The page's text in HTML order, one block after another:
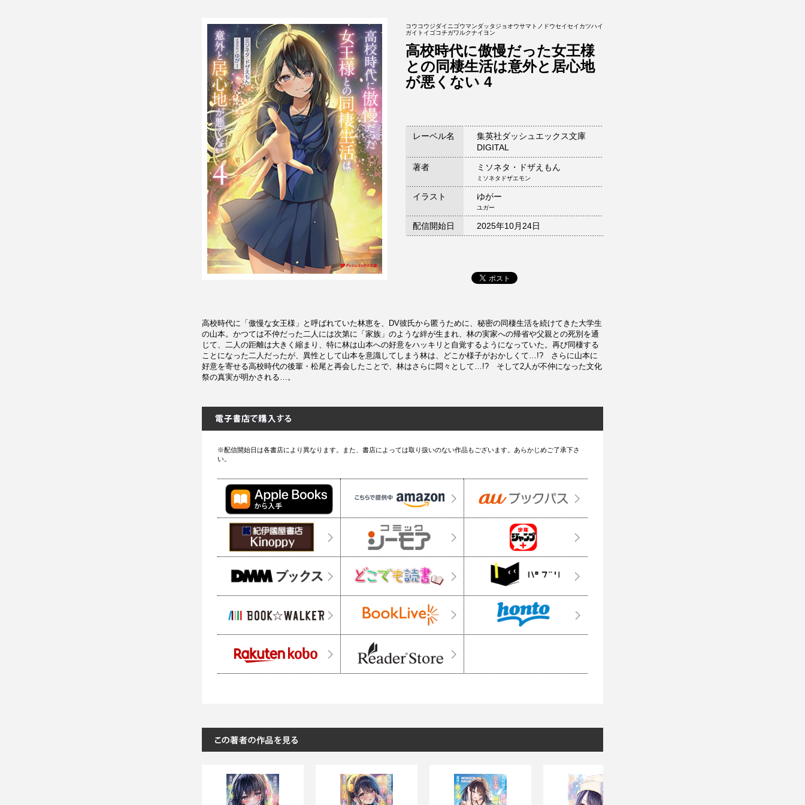
コウコウジダイニゴウマンダッタジョオウサマトノドウセイセイカツハイ
ガイトイゴコチガワルクナイヨン
高校時代に傲慢だった女王様
との同棲生活は意外と居心地
が悪くない 4
レーベル名
集英社ダッシュエックス文庫
DIGITAL
著者 ミソネタ・ドザえもん
ミソネタドザエモン
イラスト ゆがー
ユガー
配信開始日 2025年10月24日
高校時代に「傲慢な女王様」と呼ばれていた林恵を、DV彼氏から匿うために、秘密の同棲生活を続けてきた大学生
の山本。かつては不仲だった二人には次第に「家族」のような絆が生まれ、林の実家への帰省や父親との死別を通
じて、二人の距離は大きく縮まり、特に林は山本への好意をハッキリと自覚するようになっていた。再び同棲する
ことになった二人だったが、異性として山本を意識してしまう林は、どこか様子がおかしくて…!? さらに山本に
好意を寄せる高校時代の後輩・松尾と再会したことで、林はさらに悶々として…!? そして2人が不仲になった文化
祭の真実が明かされる…。
※配信開始日は各書店により異なります。また、書店によっては取り扱いのない作品もございます。あらかじめご了承下さ
い。